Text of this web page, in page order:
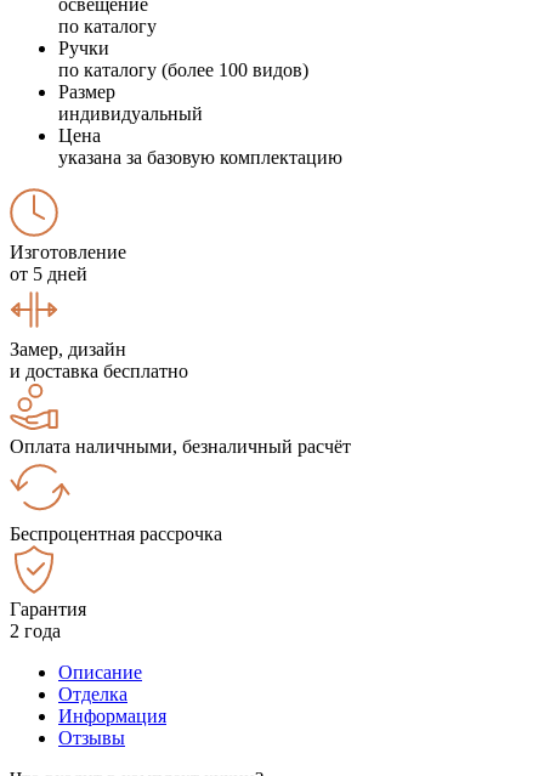
по каталогу
Ручки
по каталогу (более 100 видов)
Размер
индивидуальный
Цена
указана за базовую комплектацию
Изготовление
от 5 дней
Замер, дизайн
и доставка бесплатно
Оплата наличными, безналичный расчёт
Беспроцентная рассрочка
Гарантия
2 года
Описание
Отделка
Информация
Отзывы